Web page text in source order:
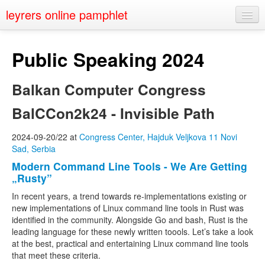
leyrers online pamphlet
About
Public Speaking
Nerd Events
Contact
Public Speaking 2024
Balkan Computer Congress
BalCCon2k24 - Invisible Path
2024-09-20/22 at Congress Center, Hajduk Veljkova 11 Novi
Sad, Serbia
Modern Command Line Tools - We Are Getting
„Rusty”
In recent years, a trend towards re-implementations existing or
new implementations of Linux command line tools in Rust was
identified in the community. Alongside Go and bash, Rust is the
leading language for these newly written toools. Let’s take a look
at the best, practical and entertaining Linux command line tools
that meet these criteria.